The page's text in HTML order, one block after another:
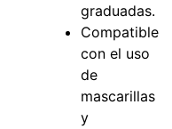
graduadas.
Compatible
con el uso
de
mascarillas
y